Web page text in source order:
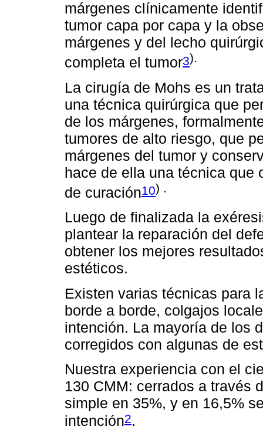
márgenes clínicamente
tumor capa por capa y la
márgenes y del lecho
completa el tumor3).
La cirugía de Mohs es un
una técnica quirúrgica que
de los márgenes,
tumores de alto riesgo, que
márgenes del tumor y
hace de ella una técnica que
de curación10) .
Luego de finalizada la
plantear la reparación del
obtener los mejores
estéticos.
Existen varias técnicas para
borde a borde, colgajos
intención. La mayoría de los
corregidos con algunas de
Nuestra experiencia con el
130 CMM: cerrados a través
simple en 35%, y en 16,5%
intención2.